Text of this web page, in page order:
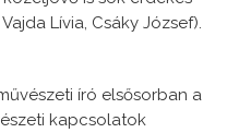
Lívia, Csáky József).
író elsősorban a
kapcsolatok